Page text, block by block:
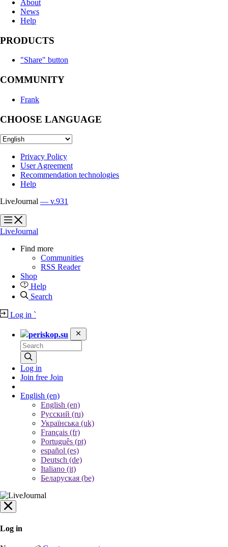
About
News
Help
PRODUCTS
"Share" button
COMMUNITY
Frank
CHOOSE LANGUAGE
Privacy Policy
User Agreement
Recommendation technologies
Help
LiveJournal — v.931
?
?
LiveJournal
Find more
Communities
RSS Reader
Shop
Help
Search
Log in `
periskop.su
Log in
Join free Join
English (en)
English (en)
Русский (ru)
Українська (uk)
Français (fr)
Português (pt)
español (es)
Deutsch (de)
Italiano (it)
Беларуская (be)
Log in